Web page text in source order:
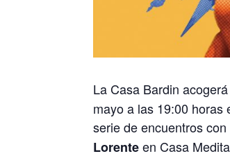
La Casa Bardin
mayo a las 19:00 horas
serie de encuentros
Lorenteen Casa